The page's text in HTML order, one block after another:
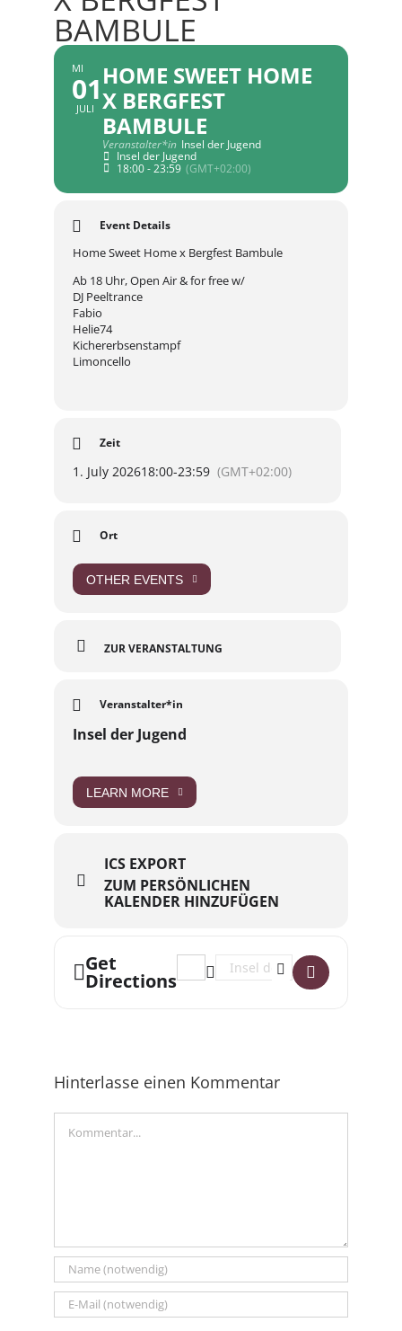
BAMBULE
MI
01
JULI
HOME SWEET HOME
X BERGFEST
BAMBULE
Veranstalter*in Insel der Jugend
Insel der Jugend
18:00 - 23:59 (GMT+02:00)
Event Details
Home Sweet Home x Bergfest Bambule
Ab 18 Uhr, Open Air & for free w/
DJ Peeltrance
Fabio
Helie74
Kichererbsenstampf
Limoncello
Zeit
1. July 202618:00-23:59 (GMT+02:00)
Ort
OTHER EVENTS
ZUR VERANSTALTUNG
Veranstalter*in
Insel der Jugend
LEARN MORE
ICS EXPORT
ZUM PERSÖNLICHEN
KALENDER HINZUFÜGEN
Get
Directions
Address - Home Sweet Home x
Destination Address - Home
Hinterlasse einen Kommentar